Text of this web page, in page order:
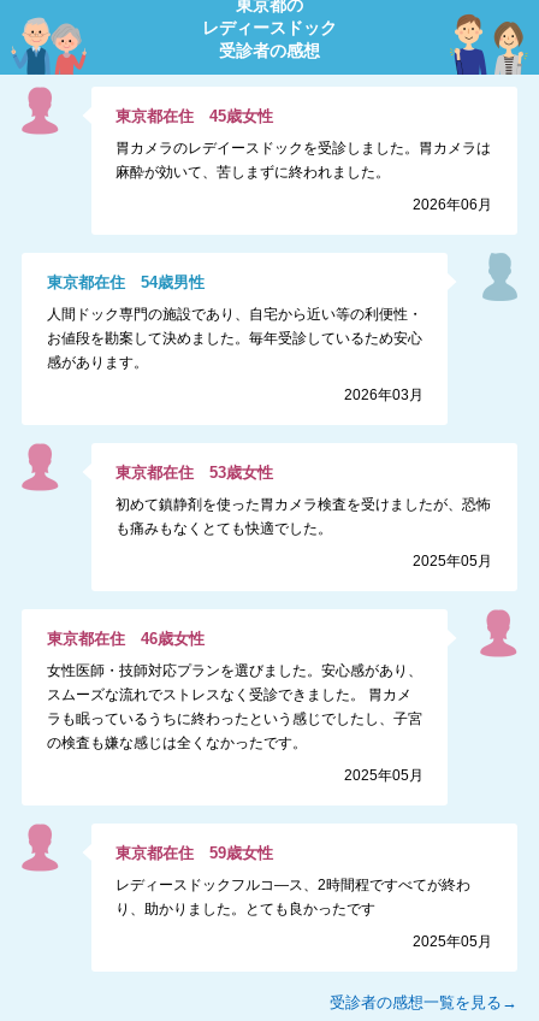
東京都の
レディースドック
受診者の感想
東京都在住45歳女性
胃カメラのレデイースドックを受診しました。胃カメラは
麻酔が効いて、苦しまずに終われました。
2026年06月
東京都在住 54歳男性
人間ドック専門の施設であり、自宅から近い等の利便性・
お値段を勘案して決めました。毎年受診しているため安心
感があります。
2026年03月
東京都在住53歳女性
初めて鎮静剤を使った胃カメラ検査を受けましたが、恐怖
も痛みもなくとても快適でした。
2025年05月
東京都在住 46歳女性
女性医師・技師対応プランを選びました。安心感があり、
スムーズな流れでストレスなく受診できました。 胃カメ
ラも眠っているうちに終わったという感じでしたし、子宮
の検査も嫌な感じは全くなかったです。
2025年05月
東京都在住59歳女性
レディースドックフルコ―ス、2時間程ですべてが終わ
り、助かりました。とても良かったです
2025年05月
受診者の感想一覧を見る→